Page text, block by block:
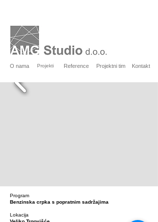
Program
Benzinska crpka s popratnim sadržajima
Lokacija
O nama Projekti Reference Projektni tim Kontakt